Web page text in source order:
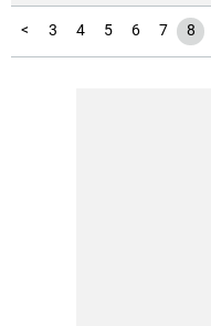
<
1
2 3 4 5 6 7 8
13